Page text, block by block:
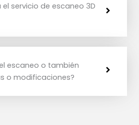
servicio de escaneo 3D
escaneo o también
o modificaciones?